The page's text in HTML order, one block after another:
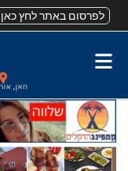
לפרסום באתר לחץ כאן